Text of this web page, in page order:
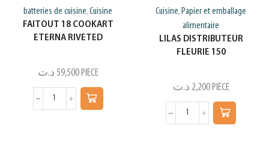
batteries de cuisine,Cuisine
FAITOUT 18 COOKART
ETERNA RIVETED
59,500 د.ت PIECE
Cuisine, Papier et emballage
alimentaire
LILAS DISTRIBUTEUR
FLEURIE 150
2,200 د.ت PIECE